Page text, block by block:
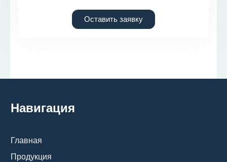
Оставить заявку
Навигация
Главная
Продукция